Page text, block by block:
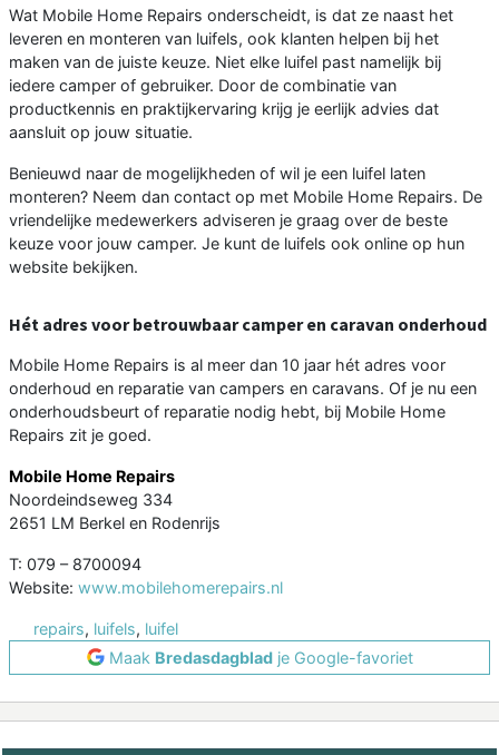
Wat Mobile Home Repairs onderscheidt, is dat ze naast het
leveren en monteren van luifels, ook klanten helpen bij het
maken van de juiste keuze. Niet elke luifel past namelijk bij
iedere camper of gebruiker. Door de combinatie van
productkennis en praktijkervaring krijg je eerlijk advies dat
aansluit op jouw situatie.
Benieuwd naar de mogelijkheden of wil je een luifel laten
monteren? Neem dan contact op met Mobile Home Repairs. De
vriendelijke medewerkers adviseren je graag over de beste
keuze voor jouw camper. Je kunt de luifels ook online op hun
website bekijken.
Hét adres voor betrouwbaar camper en caravan onderhoud
Mobile Home Repairs is al meer dan 10 jaar hét adres voor
onderhoud en reparatie van campers en caravans. Of je nu een
onderhoudsbeurt of reparatie nodig hebt, bij Mobile Home
Repairs zit je goed.
Mobile Home Repairs
Noordeindseweg 334
2651 LM Berkel en Rodenrijs
T: 079 – 8700094
Website: www.mobilehomerepairs.nl
repairs, luifels, luifel
Maak Bredasdagbladje Google-favoriet